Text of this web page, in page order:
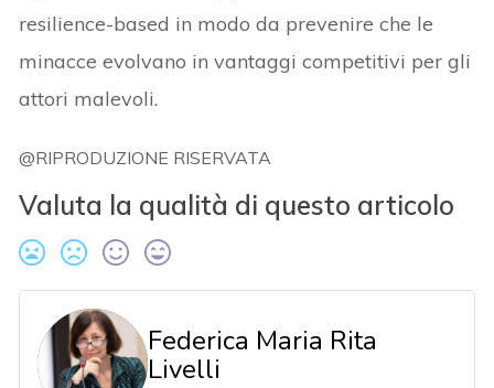
resilience-based in modo da prevenire che le
minacce evolvano in vantaggi competitivi per gli
attori malevoli.
@RIPRODUZIONE RISERVATA
Valuta la qualità di questo articolo
Federica Maria Rita
Livelli